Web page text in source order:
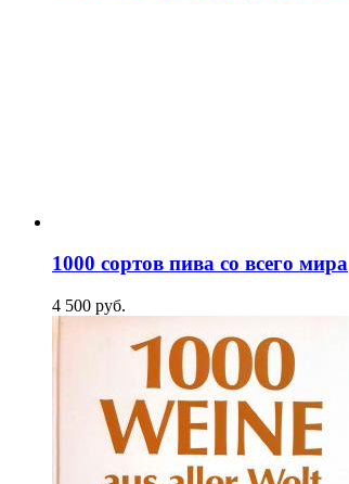
1000 сортов пива со всего мира
4 500 pуб.